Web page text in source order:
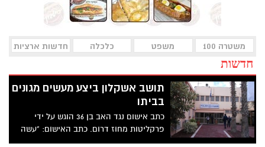
משטרה 100 משפט כלכלה חדשות ארציות
חדשות
תושב אשקלון ביצע מעשים מגונים
בביתו
כתב אישום נגד האב בן 36 הוגש על ידי
פרקליטות מחוז דרום. כתב האישום: "עשה
זאת בתדירות יום יומית"